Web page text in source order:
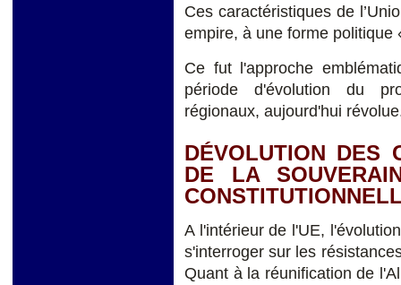
Ces caractéristiques de
empire, à une forme politique
Ce fut l'approche
période d'évolution du
régionaux, aujourd'hui
DÉVOLUTION DES
DE LA
A l'intérieur de l'UE,
s'interroger sur les
Quant à la réunification de